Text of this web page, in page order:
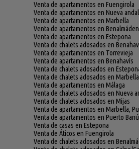
Venta de apartamentos en Fuengirola
Venta de apartamentos en Nueva
Venta de apartamentos en Marbella
Venta de apartamentos en
Venta de apartamentos en Estepona
Venta de chalets adosados en
Venta de apartamentos en Torrevieja
Venta de apartamentos en Benahavís
Venta de chalets adosados en
Venta de chalets adosados en Marbella
Venta de apartamentos en Málaga
Venta de chalets adosados en Nueva
Venta de chalets adosados en Mijas
Venta de apartamentos en Marbella,
Venta de apartamentos en Puerto
Venta de casas en Estepona
Venta de Áticos en Fuengirola
Venta de chalets adosados en